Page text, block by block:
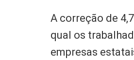
A correção de
qual os
empresas